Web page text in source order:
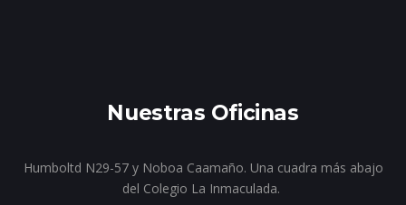
Nuestras Oficinas
Humboltd N29-57 y Noboa Caamaño. Una cuadra más abajo
del Colegio La Inmaculada.